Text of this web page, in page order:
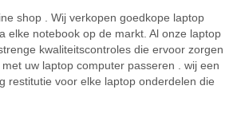
shop . Wij verkopen goedkope laptop
elke notebook op de markt. Al onze laptop
kwaliteitscontroles die ervoor zorgen
uw laptop computer passeren . wij een
restitutie voor elke laptop onderdelen die